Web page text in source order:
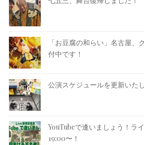
「お豆腐の和らい」名古屋、
付中です！
公演スケジュールを更新いた
YouTubeで逢いましょう！ラ
19:00〜！